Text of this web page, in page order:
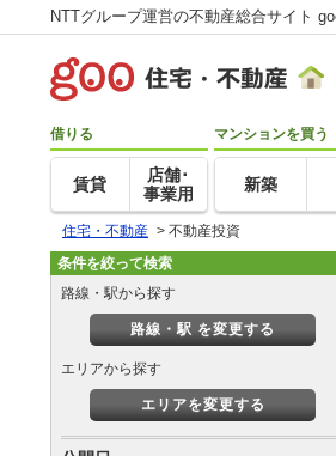
NTTグループ運営の不動産総合サイト
借りる
賃貸
店舗･
事業用
マンションを買う
新築
住宅・不動産 > 不動産投資
条件を絞って検索
路線・駅から探す
路線・駅 を変更する
エリアから探す
エリアを変更する